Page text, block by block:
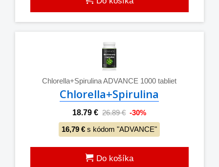
Chlorella+Spirulina ADVANCE 1000 tabliet
Chlorella+Spirulina
18.79 € 26.89 € -30%
16,79 € s kódom "ADVANCE"
Do košíka